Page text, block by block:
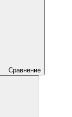
Сравнение